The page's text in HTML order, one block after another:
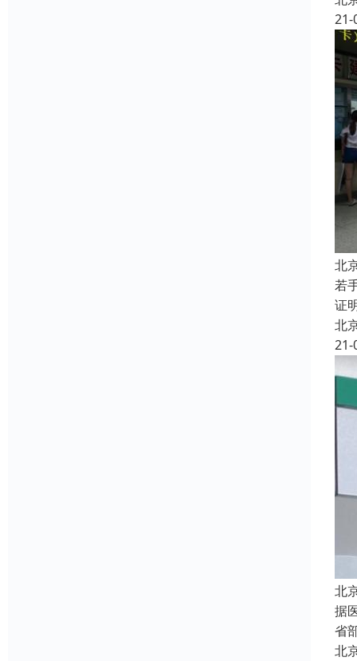
21-
北
若
证
北
21-
北
据
省
北